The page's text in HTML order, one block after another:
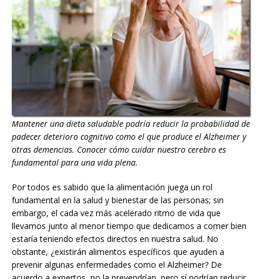
Mantener una dieta saludable podría reducir la probabilidad de
padecer deterioro cognitivo como el que produce el Alzheimer y
otras demencias. Conocer cómo cuidar nuestro cerebro es
fundamental para una vida plena.
Por todos es sabido que la alimentación juega un rol
fundamental en la salud y bienestar de las personas; sin
embargo, el cada vez más acelerado ritmo de vida que
llevamos junto al menor tiempo que dedicamos a comer bien
estaría teniendo efectos directos en nuestra salud. No
obstante, ¿existirán alimentos específicos que ayuden a
prevenir algunas enfermedades como el Alzheimer? De